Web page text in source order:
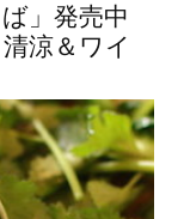
」発売中
涼＆ワイ